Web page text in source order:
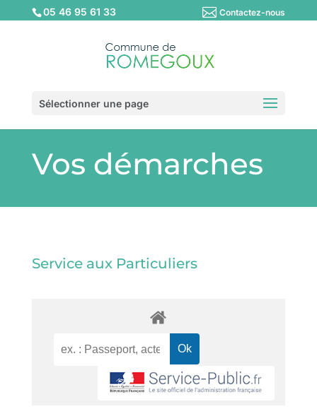
05 46 95 61 33 Contactez-nous
Sélectionner une page
Vos démarches
Service aux Particuliers